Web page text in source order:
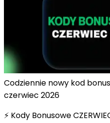
Codziennie nowy kod
czerwiec 2026
⚡ Kody Bonusowe